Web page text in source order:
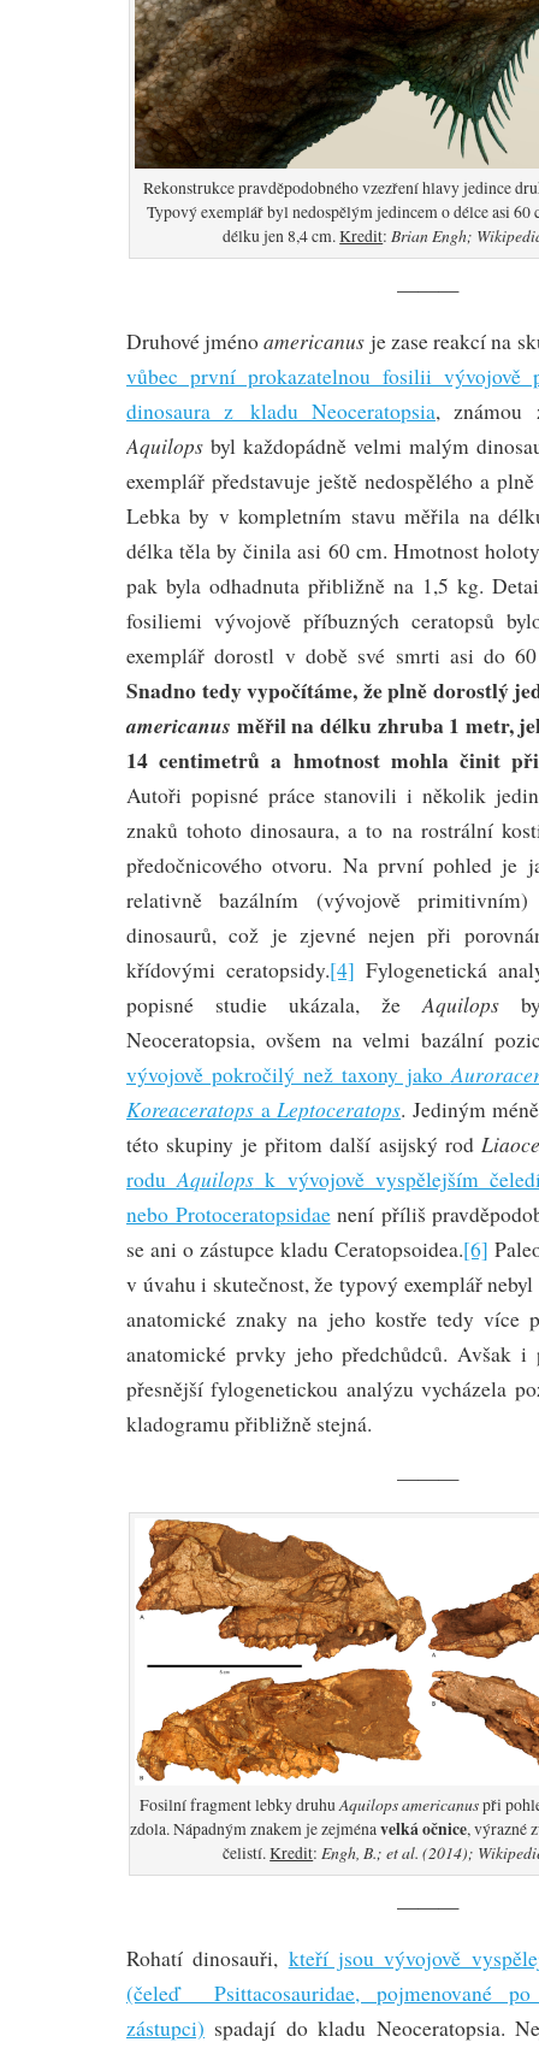
Rekonstrukce pravděpodobného vzezření hlavy jedince
Typový exemplář byl nedospělým jedincem o délce asi 60
délku jen 8,4 cm.Kredit:Brian Engh;
———
Druhové jménoamericanus je zase reakcí na
vůbec první prokazatelnou fosilii vývojově
dinosaura z kladu Neoceratopsia, známou
Aquilops byl každopádně velmi malým
exemplář představuje ještě nedospělého a
Lebka by v kompletním stavu měřila na
délka těla by činila asi 60 cm. Hmotnost
pak byla odhadnuta přibližně na 1,5 kg.
fosiliemi vývojově příbuzných ceratopsů
exemplář dorostl v době své smrti asi do
Snadno tedy vypočítáme, že plně dorostlý
americanus měřil na délku zhruba 1 metr,
14 centimetrů a hmotnost mohla činit
Autoři popisné práce stanovili i několik
znaků tohoto dinosaura, a to na rostrální
předočnicového otvoru. Na první pohled je
relativně bazálním (vývojově primitivním)
dinosaurů, což je zjevné nejen při
křídovými ceratopsidy.[4] Fylogenetická
popisné studie ukázala, žeAquilopsbyl
Neoceratopsia, ovšem na velmi bazální
vývojově pokročilý než taxony jako
Koreaceratops aLeptoceratops. Jediným
této skupiny je přitom další asijský rod
roduAquilops k vývojově vyspělejším
nebo Protoceratopsidaenení příliš
se ani o zástupce kladu Ceratopsoidea.[6]
v úvahu i skutečnost, že typový exemplář
anatomické znaky na jeho kostře tedy více
anatomické prvky jeho předchůdců. Avšak i
přesnější fylogenetickou analýzu vycházela
kladogramu přibližně stejná.
———
Fosilní fragment lebky druhuAquilops americanuspři
zdola. Nápadným znakem je zejménavelká očnice, výrazné
čelistí.Kredit:Engh, B.; et al. (2014);
———
Rohatí dinosauři, kteří jsou vývojově
(čeleď Psittacosauridae, pojmenované po
zástupci) spadají do kladu Neoceratopsia.